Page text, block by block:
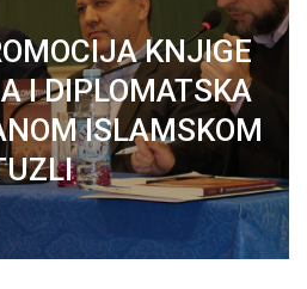
KNJIGE
I DIPLOMATSKA
ISLAMSKOM